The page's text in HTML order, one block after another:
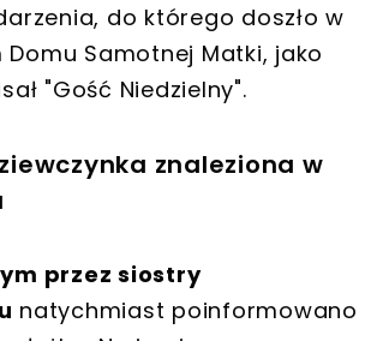
do którego doszło w
Domu Samotnej Matki, jako
"Gość Niedzielny".
znaleziona w
przez siostry
natychmiast poinformowano